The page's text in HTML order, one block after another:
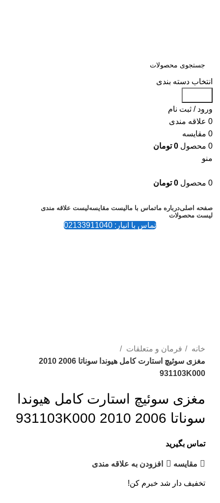
انتخاب دسته بندی
ورود / ثبت نام
0 علاقه مندی
0 مقایسه
0 محصول 0 تومان
منو
0 محصول 0 تومان
صفحه اصلیدرباره ماتماس با مالیست مقایسهلیست علاقه مندی
لیست محصولات
تماس با انبار: 02133911040
خانه
فرمان و متعلقات
مغزی سوئیچ استارت کامل هیوندا سوناتا 2006 2010
931103K000
مغزی سوئیچ استارت کامل هیوندا
سوناتا 2006 2010 931103K000
تماس بگیرید
مقایسه افزودن به علاقه مندی
تخفیف دار شد خبرم کن!